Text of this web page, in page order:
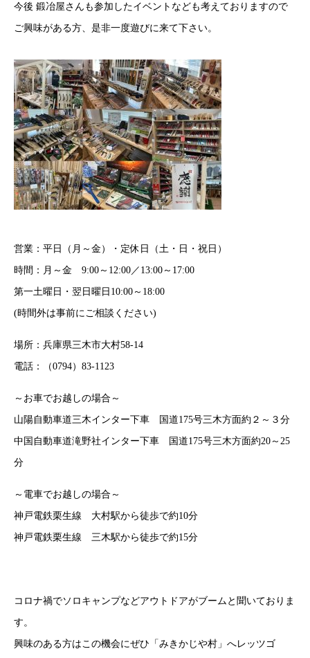
今後 鍛冶屋さんも参加したイベントなども考えておりますので
ご興味がある方、是非一度遊びに来て下さい。
営業：平日（月～金）・定休日（土・日・祝日）
時間：月～金 9:00～12:00／13:00～17:00
第一土曜日・翌日曜日10:00～18:00
(時間外は事前にご相談ください)
場所：兵庫県三木市大村58-14
電話：（0794）83-1123
～お車でお越しの場合～
山陽自動車道三木インター下車 国道175号三木方面約２～３分
中国自動車道滝野社インター下車 国道175号三木方面約20～25
分
～電車でお越しの場合～
神戸電鉄栗生線 大村駅から徒歩で約10分
神戸電鉄栗生線 三木駅から徒歩で約15分
コロナ禍でソロキャンプなどアウトドアがブームと聞いておりま
す。
興味のある方はこの機会にぜひ「みきかじや村」へレッツゴ